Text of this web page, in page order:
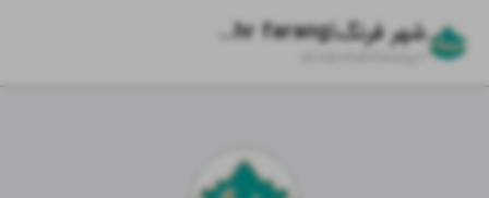
شهر فرنگ|Shahr farang